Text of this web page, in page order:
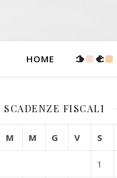
HOME 🫱 ‍🫲
SCADENZE FISCALI
M M G V S
1